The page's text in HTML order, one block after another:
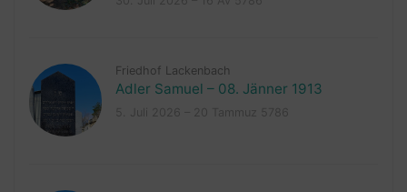
Friedhof Lackenbach
Adler Samuel – 08. Jänner 1913